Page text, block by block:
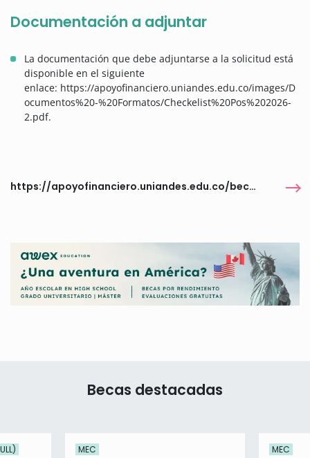
Documentación a adjuntar
La documentación que debe adjuntarse a la solicitud está
disponible en el siguiente
enlace: https://apoyofinanciero.uniandes.edu.co/images/D
ocumentos%20-%20Formatos/Checkelist%20Pos%202026-
2.pdf.
https://apoyofinanciero.uniandes.edu.co/beca-cife-egob
Becas destacadas
MEC MEC